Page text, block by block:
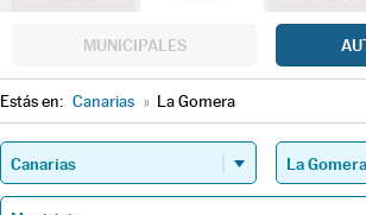
MUNICIPALES
Estás en: Canarias » La Gomera